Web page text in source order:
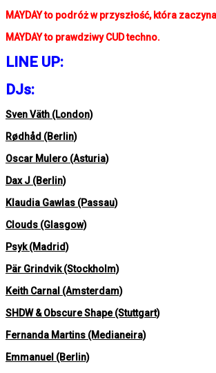
MAYDAY to podróż w przyszłość, która
MAYDAY to prawdziwy CUD techno.
LINE UP:
DJs:
Sven Väth (London)
Rødhåd (Berlin)
Oscar Mulero (Asturia)
Dax J (Berlin)
Klaudia Gawlas (Passau)
Clouds (Glasgow)
Psyk (Madrid)
Pär Grindvik (Stockholm)
Keith Carnal (Amsterdam)
SHDW & Obscure Shape (Stuttgart)
Fernanda Martins (Medianeira)
Emmanuel (Berlin)